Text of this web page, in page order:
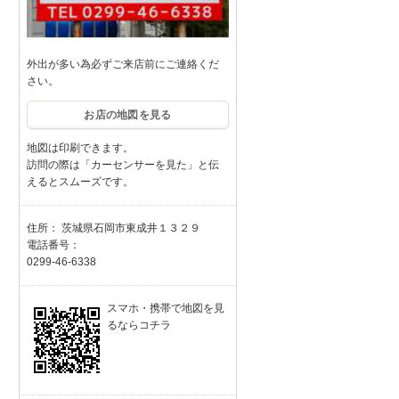
外出が多い為必ずご来店前にご連絡くだ
さい。
お店の地図を見る
地図は印刷できます。
訪問の際は「カーセンサーを見た」と伝
えるとスムーズです。
住所： 茨城県石岡市東成井１３２９
電話番号：
0299-46-6338
スマホ・携帯で地図を見
るならコチラ